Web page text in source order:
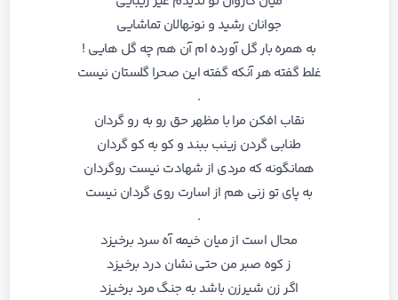
جوانان رشید و نونهالان تماشایی
به همره بار گل آورده ام آن هم چه گل هایی !
غلط گفته هر آنکه گفته این صحرا گلستان نیست
.
نقاب افکن مرا با مظهر حق رو به رو گردان
طنابی گردن زینب ببند و کو به کو گردان
همانگونه که مردی از شهادت نیست روگردان
به پای تو زنی هم از اسارت روی گردان نیست
.
محال است از میان خیمه آه سرد برخیزد
ز کوه صبر من حتی نشان درد برخیزد
اگر زن شیرزن باشد به جنگ مرد برخیزد